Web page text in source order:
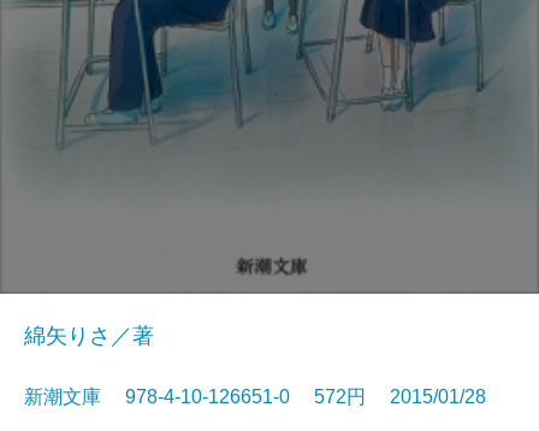
綿矢りさ／著
新潮文庫 978-4-10-126651-0 572円 2015/01/28